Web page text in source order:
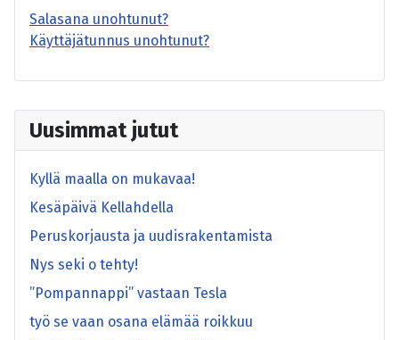
Uusimmat jutut
Kyllä maalla on mukavaa!
Kesäpäivä Kellahdella
Peruskorjausta ja uudisrakentamista
Nys seki o tehty!
”Pompannappi” vastaan Tesla
työ se vaan osana elämää roikkuu
Salasana unohtunut?
Käyttäjätunnus unohtunut?